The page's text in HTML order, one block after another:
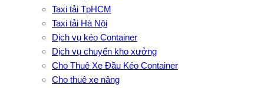
Taxi tải TpHCM
Taxi tải Hà Nội
Dịch vụ kéo Container
Dịch vụ chuyển kho xưởng
Cho Thuê Xe Đầu Kéo Container
Cho thuê xe nâng